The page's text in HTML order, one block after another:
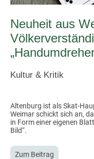
Neuheit aus
Kultur & Kritik
Altenburg ist als Skat-
Weimar schickt sich an,
in Form einer eigenen
Bild“.
Zum Beitrag